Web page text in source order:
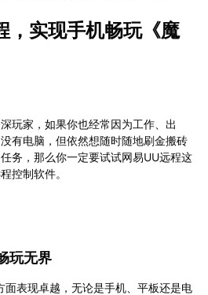
，实现手机畅玩《魔
玩家，如果你也经常因为工作、出
有电脑，但依然想随时随地刷金搬砖
务，那么你一定要试试网易UU远程这
控制软件。
玩无界
面表现卓越，无论是手机、平板还是电